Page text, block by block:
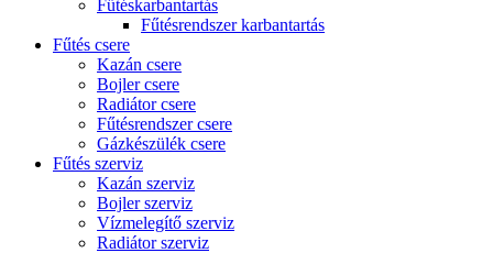
Fűtéskarbantartás
Fűtésrendszer karbantartás
Fűtés csere
Kazán csere
Bojler csere
Radiátor csere
Fűtésrendszer csere
Gázkészülék csere
Fűtés szerviz
Kazán szerviz
Bojler szerviz
Vízmelegítő szerviz
Radiátor szerviz